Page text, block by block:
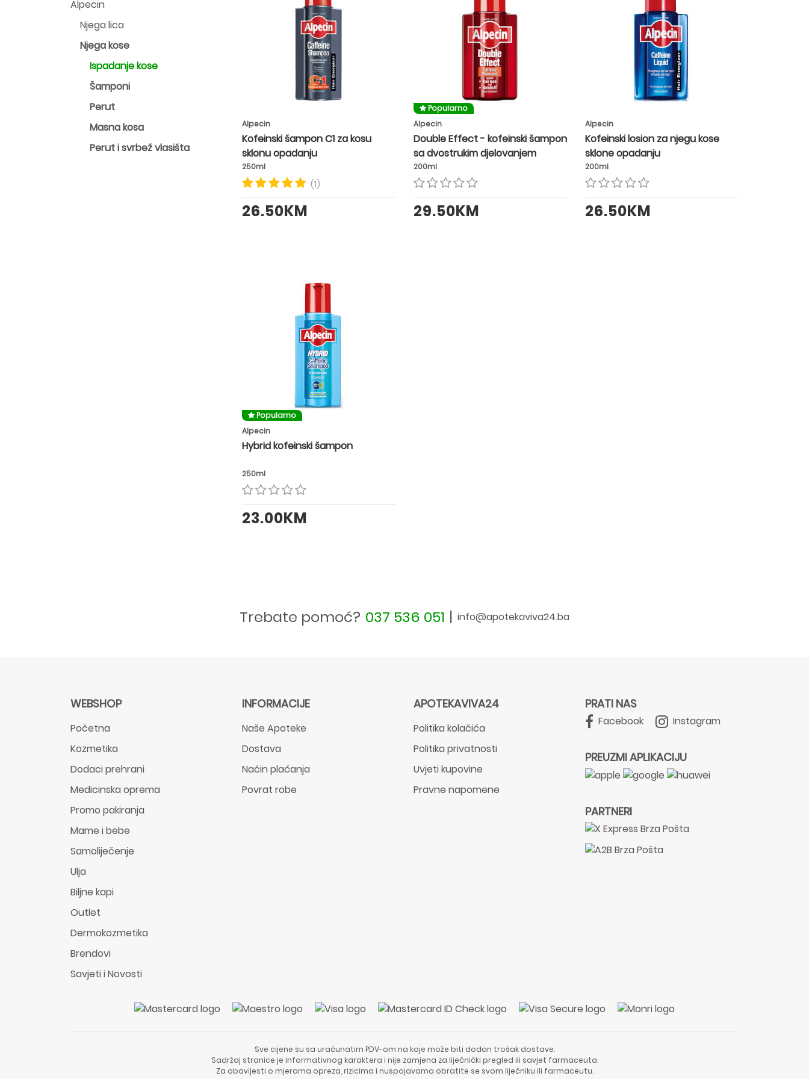
Alpecin
Njega lica
Njega kose
Ispadanje kose
Šamponi
Perut
Masna kosa
Perut i svrbež vlasišta
Alpecin
Kofeinski šampon C1 za kosu
sklonu opadanju
250ml
(1)
26.50KM
Popularno
Alpecin
Double Effect - kofeinski šampon
sa dvostrukim djelovanjem
200ml
29.50KM
Alpecin
Kofeinski losion za njegu kose
sklone opadanju
200ml
26.50KM
Popularno
Alpecin
Hybrid kofeinski šampon
250ml
23.00KM
Trebate pomoć? 037 536 051 | info@apotekaviva24.ba
WEBSHOP
Početna
Kozmetika
Dodaci prehrani
Medicinska oprema
Promo pakiranja
Mame i bebe
Samoliječenje
Ulja
Biljne kapi
Outlet
Dermokozmetika
Brendovi
Savjeti i Novosti
INFORMACIJE
Naše Apoteke
Dostava
Način plaćanja
Povrat robe
APOTEKAVIVA24
Politika kolačića
Politika privatnosti
Uvjeti kupovine
Pravne napomene
PRATI NAS
Facebook Instagram
PREUZMI APLIKACIJU
PARTNERI
Sve cijene su sa uračunatim PDV-om na koje može biti dodan trošak dostave.
Sadržaj stranice je informativnog karaktera i nije zamjena za liječnički pregled ili savjet farmaceuta.
Za obavijesti o mjerama opreza, rizicima i nuspojavama obratite se svom liječniku ili farmaceutu.